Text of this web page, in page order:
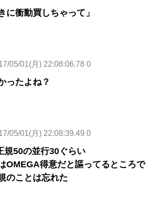
に衝動買しちゃって」
05/01(月) 22:08:06.78 0
ったよね？
05/01(月) 22:08:39.49 0
規50の並行30ぐらい
OMEGA得意だと謳ってるところで
のことは忘れた